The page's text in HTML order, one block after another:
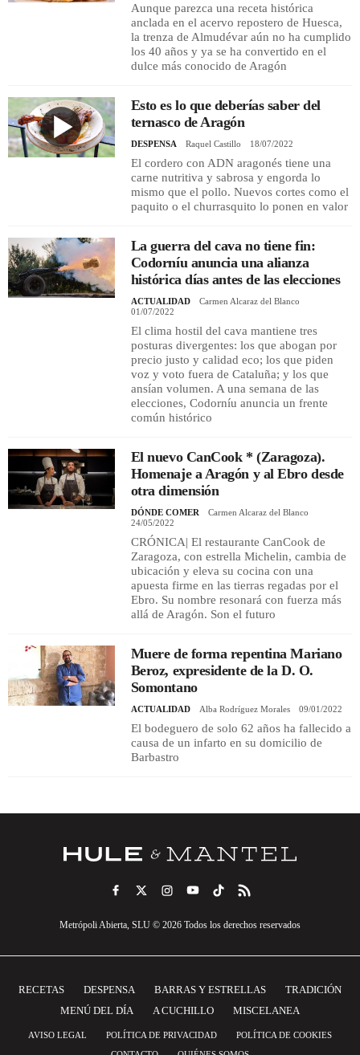
Aunque parezca una receta histórica
anclada en el acervo repostero de Huesca,
la trenza de Almudévar aún no ha cumplido
los 40 años y ya se ha convertido en el
dulce más conocido de Aragón
Esto es lo que deberías saber del
ternasco de Aragón
DESPENSA Raquel Castillo 18/07/2022
El cordero con ADN aragonés tiene una
carne nutritiva y sabrosa y engorda lo
mismo que el pollo. Nuevos cortes como el
paquito o el churrasquito lo ponen en valor
La guerra del cava no tiene fin:
Codorníu anuncia una alianza
histórica días antes de las elecciones
ACTUALIDAD
Carmen Alcaraz del Blanco
01/07/2022
El clima hostil del cava mantiene tres
posturas divergentes: los que abogan por
precio justo y calidad eco; los que piden
voz y voto fuera de Cataluña; y los que
ansían volumen. A una semana de las
elecciones, Codorníu anuncia un frente
común histórico
El nuevo CanCook * (Zaragoza).
Homenaje a Aragón y al Ebro desde
otra dimensión
DÓNDE COMER
Carmen Alcaraz del Blanco
24/05/2022
CRÓNICA| El restaurante CanCook de
Zaragoza, con estrella Michelin, cambia de
ubicación y eleva su cocina con una
apuesta firme en las tierras regadas por el
Ebro. Su nombre resonará con fuerza más
allá de Aragón. Son el futuro
Muere de forma repentina Mariano
Beroz, expresidente de la D. O.
Somontano
ACTUALIDAD Alba Rodríguez Morales 09/01/2022
El bodeguero de solo 62 años ha fallecido a
causa de un infarto en su domicilio de
Barbastro
Metrópoli Abierta, SLU © 2026 Todos los derechos reservados
RECETAS DESPENSA BARRAS Y ESTRELLAS
TRADICIÓN
MENÚ DEL DÍA
A CUCHILLO MISCELANEA
AVISO LEGAL POLÍTICA DE PRIVACIDAD
POLÍTICA DE COOKIES